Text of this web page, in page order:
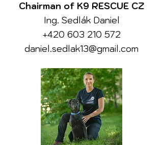
Chairman of K9 RESCUE CZ
Ing. Sedlák Daniel
+420 603 210 572
daniel.sedlak13@gmail.com